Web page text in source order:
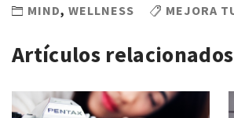
MIND, WELLNESS MEJORA
Artículos relacionados